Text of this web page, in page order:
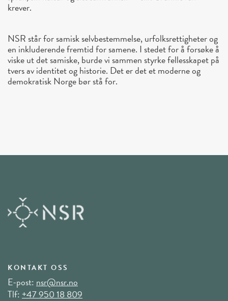
krever.
NSR står for samisk selvbestemmelse, urfolksrettigheter og
en inkluderende fremtid for samene. I stedet for å forsøke å
viske ut det samiske, burde vi sammen styrke fellesskapet på
tvers av identitet og historie. Det er det et moderne og
demokratisk Norge bør stå for.
KONTAKT OSS
E-post:nsr@nsr.no
Tlf:+47 950 18 809